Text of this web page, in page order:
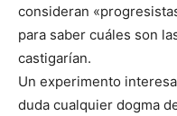
consideran
para saber cuáles son
castigarían.
Un experimento
duda cualquier dogma